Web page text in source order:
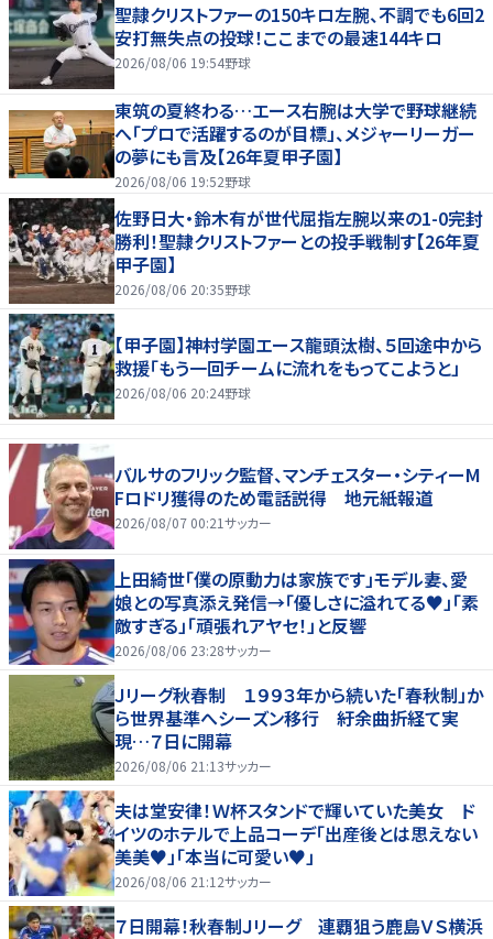
聖隷クリストファーの150キロ左腕、不調でも6回2
安打無失点の投球！ここまでの最速144キロ
2026/08/06 19:54野球
東筑の夏終わる…エース右腕は大学で野球継続
へ「プロで活躍するのが目標」、メジャーリーガー
の夢にも言及【26年夏甲子園】
2026/08/06 19:52野球
佐野日大・鈴木有が世代屈指左腕以来の1-0完封
勝利！聖隷クリストファーとの投手戦制す【26年夏
甲子園】
2026/08/06 20:35野球
【甲子園】神村学園エース龍頭汰樹、５回途中から
救援「もう一回チームに流れをもってこようと」
2026/08/06 20:24野球
バルサのフリック監督、マンチェスター・シティーM
Fロドリ獲得のため電話説得 地元紙報道
2026/08/07 00:21サッカー
上田綺世「僕の原動力は家族です」モデル妻、愛
娘との写真添え発信→「優しさに溢れてる♥」「素
敵すぎる」「頑張れアヤセ！」と反響
2026/08/06 23:28サッカー
Ｊリーグ秋春制 １９９３年から続いた「春秋制」か
ら世界基準へシーズン移行 紆余曲折経て実
現…７日に開幕
2026/08/06 21:13サッカー
夫は堂安律！Ｗ杯スタンドで輝いていた美女 ド
イツのホテルで上品コーデ「出産後とは思えない
美美♥」「本当に可愛い♥」
2026/08/06 21:12サッカー
７日開幕！秋春制Ｊリーグ 連覇狙う鹿島ＶＳ横浜